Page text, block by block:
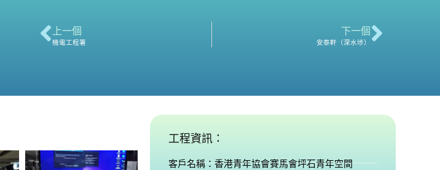
上一個
機電工程署
下一個
安泰軒（深水埗）
工程資訊：
客戶名稱：香港青年協會賽馬會坪石青年空間